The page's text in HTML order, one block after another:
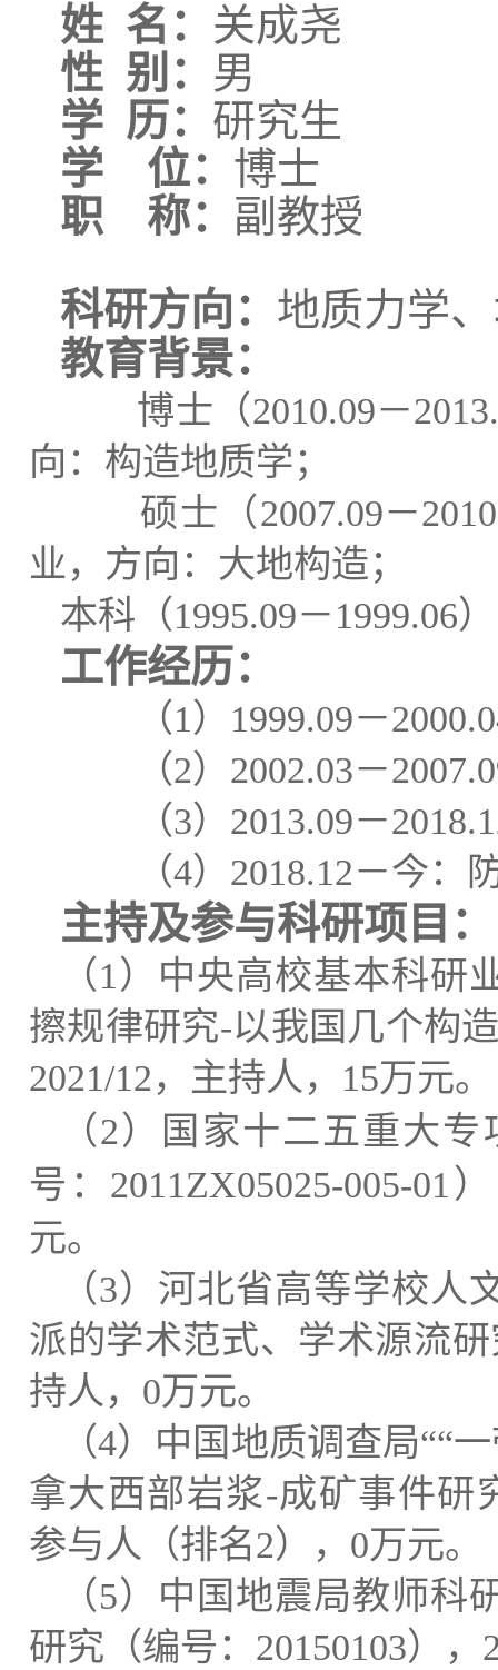
姓 名： 关成尧
性 别： 男
学 历： 研究生
学 位： 博士
职 称： 副教授
科研方向： 地质力学
教育背景：
博士（2010.09－
向：构造地质学；
硕士（2007.09－
业，方向：大地构造；
本科（1995.09－1999.06
工作经历：
（1 ） 1999.09－
（2） 2002.03－
（3） 2013.09－
（4） 2018.12－今：
主持及参与科研项目：
（ 1 ）中央高校基本科研
擦规律研究-以我国几个构
2021/12，主持人， 15万元。
（2 ）国家十二五重大
号： 2011ZX05025-005-01
元。
（3）河北省高等学校人
派的学术范式、学术源流
持人， 0万元。
（4）中国地质调查局““
拿大西部岩浆-成矿事件研
参与人（排名2）， 0万元。
（5）中国地震局教师科
研究（编号： 20150103），